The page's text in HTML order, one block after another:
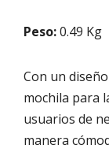
Peso:0.49 Kg
Con un
mochila para
usuarios de
manera